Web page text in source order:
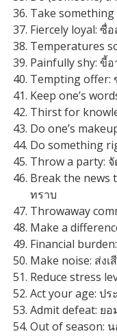
Take something
Fiercely loyal: ซื่
Temperatures
Painfully shy: ขี้
Tempting offer:
Keep one’s
Thirst for
Do one’s
Do something
Throw a party:
Break the news
ทราบ
Throwaway
Make a
Financial
Make noise: ส่งเ
Reduce stress
Act your age: ป
Admit defeat: ย
Out of season: